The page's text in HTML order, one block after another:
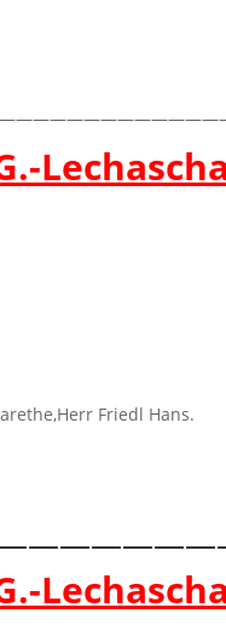
Friedl Hans.